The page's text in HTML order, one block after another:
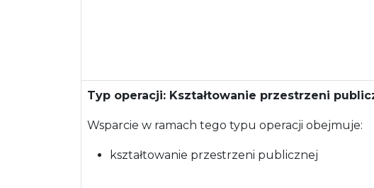
Typ operacji: Kształtowanie przestrzeni
Wsparcie w ramach tego typu operacji obejmuje:
kształtowanie przestrzeni publicznej